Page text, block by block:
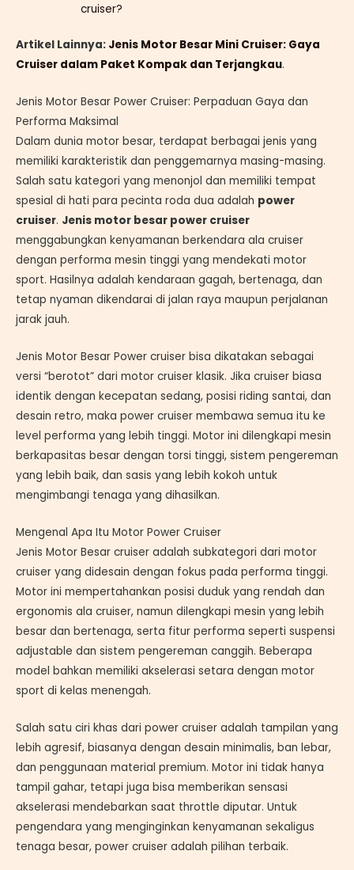
cruiser?
Artikel Lainnya: Jenis Motor Besar Mini Cruiser: Gaya
Cruiser dalam Paket Kompak dan Terjangkau.
Jenis Motor Besar Power Cruiser: Perpaduan Gaya dan
Performa Maksimal
Dalam dunia motor besar, terdapat berbagai jenis yang
memiliki karakteristik dan penggemarnya masing-masing.
Salah satu kategori yang menonjol dan memiliki tempat
spesial di hati para pecinta roda dua adalah power
cruiser. Jenis motor besar power cruiser
menggabungkan kenyamanan berkendara ala cruiser
dengan performa mesin tinggi yang mendekati motor
sport. Hasilnya adalah kendaraan gagah, bertenaga, dan
tetap nyaman dikendarai di jalan raya maupun perjalanan
jarak jauh.
Jenis Motor Besar Power cruiser bisa dikatakan sebagai
versi “berotot” dari motor cruiser klasik. Jika cruiser biasa
identik dengan kecepatan sedang, posisi riding santai, dan
desain retro, maka power cruiser membawa semua itu ke
level performa yang lebih tinggi. Motor ini dilengkapi mesin
berkapasitas besar dengan torsi tinggi, sistem pengereman
yang lebih baik, dan sasis yang lebih kokoh untuk
mengimbangi tenaga yang dihasilkan.
Mengenal Apa Itu Motor Power Cruiser
Jenis Motor Besar cruiser adalah subkategori dari motor
cruiser yang didesain dengan fokus pada performa tinggi.
Motor ini mempertahankan posisi duduk yang rendah dan
ergonomis ala cruiser, namun dilengkapi mesin yang lebih
besar dan bertenaga, serta fitur performa seperti suspensi
adjustable dan sistem pengereman canggih. Beberapa
model bahkan memiliki akselerasi setara dengan motor
sport di kelas menengah.
Salah satu ciri khas dari power cruiser adalah tampilan yang
lebih agresif, biasanya dengan desain minimalis, ban lebar,
dan penggunaan material premium. Motor ini tidak hanya
tampil gahar, tetapi juga bisa memberikan sensasi
akselerasi mendebarkan saat throttle diputar. Untuk
pengendara yang menginginkan kenyamanan sekaligus
tenaga besar, power cruiser adalah pilihan terbaik.